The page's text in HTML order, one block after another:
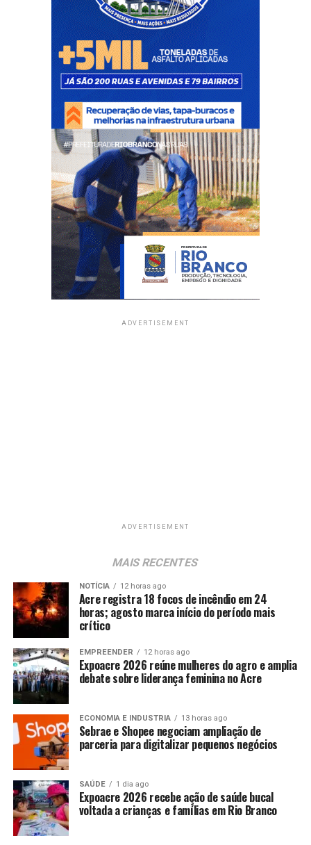
ADVERTISEMENT
ADVERTISEMENT
MAIS RECENTES
NOTÍCIA 12 horas ago
Acre registra 18 focos de incêndio em 24
horas; agosto marca início do período mais
crítico
EMPREENDER 12 horas ago
Expoacre 2026 reúne mulheres do agro e amplia
debate sobre liderança feminina no Acre
ECONOMIA E INDUSTRIA 13 horas ago
Sebrae e Shopee negociam ampliação de
parceria para digitalizar pequenos negócios
SAÚDE 1 dia ago
Expoacre 2026 recebe ação de saúde bucal
voltada a crianças e famílias em Rio Branco